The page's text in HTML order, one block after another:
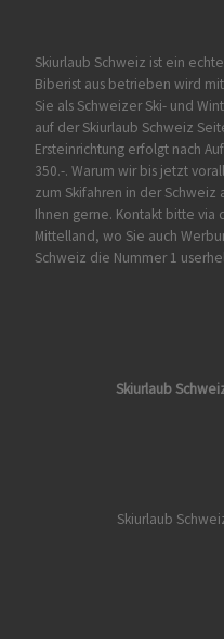
Skiurlaub Schweiz ist ein
Biberist aus betrieben wird
Sie als Schweizer Ski- und
auf der Skiurlaub Schweiz
Ersteinrichtung erfolgt nach
350.-. Warum wir bis jetzt
zum Skifahren in der
Ihnen gerne. Kontakt bitte via
Mittelland, wo Sie auch
Schweiz die Nummer 1
Skiurlaub
Skiurlaub